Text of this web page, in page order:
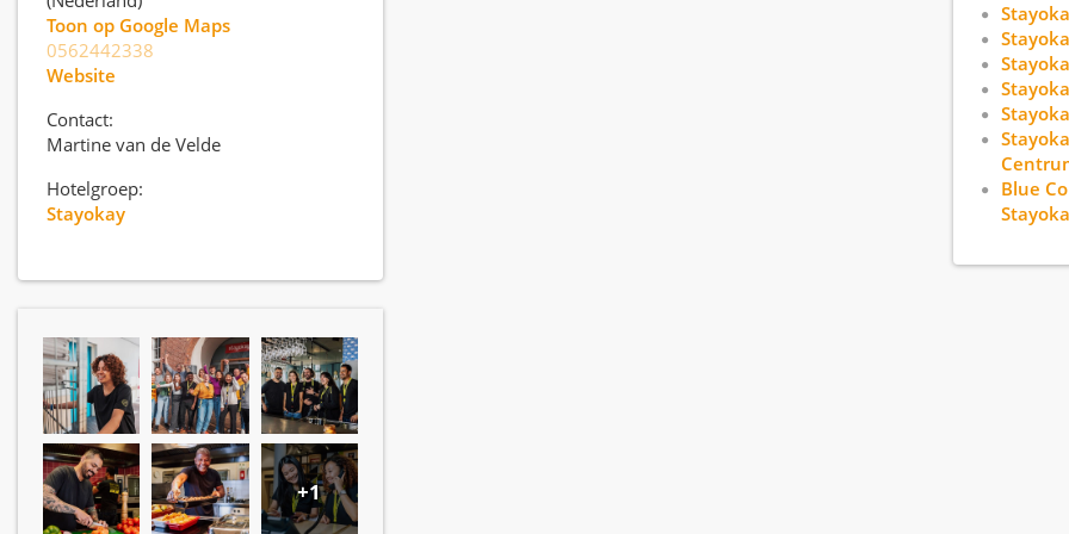
Toon op Google Maps
0562442338
Website
Contact:
Martine van de Velde
Hotelgroep:
Stayokay
+1
Blue